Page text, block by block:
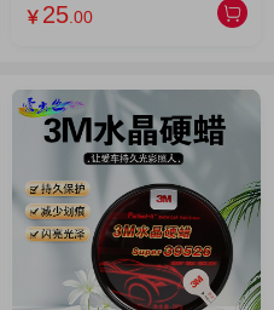
￥ 25 .00